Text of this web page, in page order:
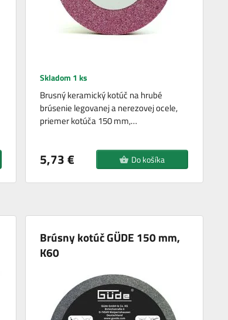
Skladom 1 ks
Brusný keramický kotúč na hrubé
brúsenie legovanej a nerezovej ocele,
priemer kotúča 150 mm,…
5,73 € Do košíka
Brúsny kotúč GÜDE 150 mm,
K60